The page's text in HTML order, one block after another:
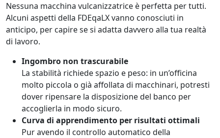
Nessuna macchina vulcanizzatrice è perfetta per tutti.
Alcuni aspetti della FDEqaLX vanno conosciuti in
anticipo, per capire se si adatta davvero alla tua realtà
di lavoro.
Ingombro non trascurabile
La stabilità richiede spazio e peso: in un’officina
molto piccola o già affollata di macchinari, potresti
dover ripensare la disposizione del banco per
accoglierla in modo sicuro.
Curva di apprendimento per risultati ottimali
Pur avendo il controllo automatico della